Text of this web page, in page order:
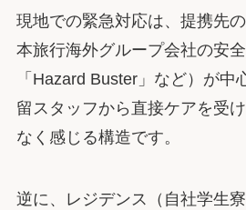
現地での緊急対応は、提携先
本旅行海外グループ会社の安
「Hazard Buster」など）が中
留スタッフから直接ケアを受
なく感じる構造です。
逆に、レジデンス（自社学生